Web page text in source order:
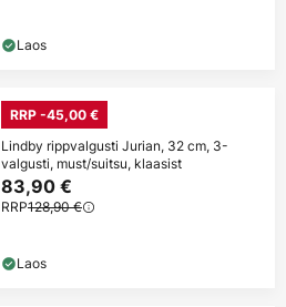
Laos
RRP -45,00 €
Lindby rippvalgusti Jurian, 32 cm, 3-
valgusti, must/suitsu, klaasist
83,90 €
RRP128,90 €
Laos